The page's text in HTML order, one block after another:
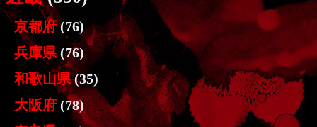
京都府(76)
兵庫県 (76)
和歌山県(35)
大阪府 (78)